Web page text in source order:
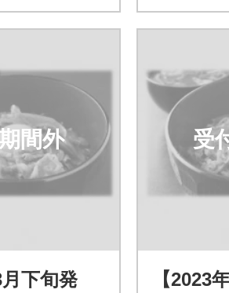
間外
月下旬発
受
【2023